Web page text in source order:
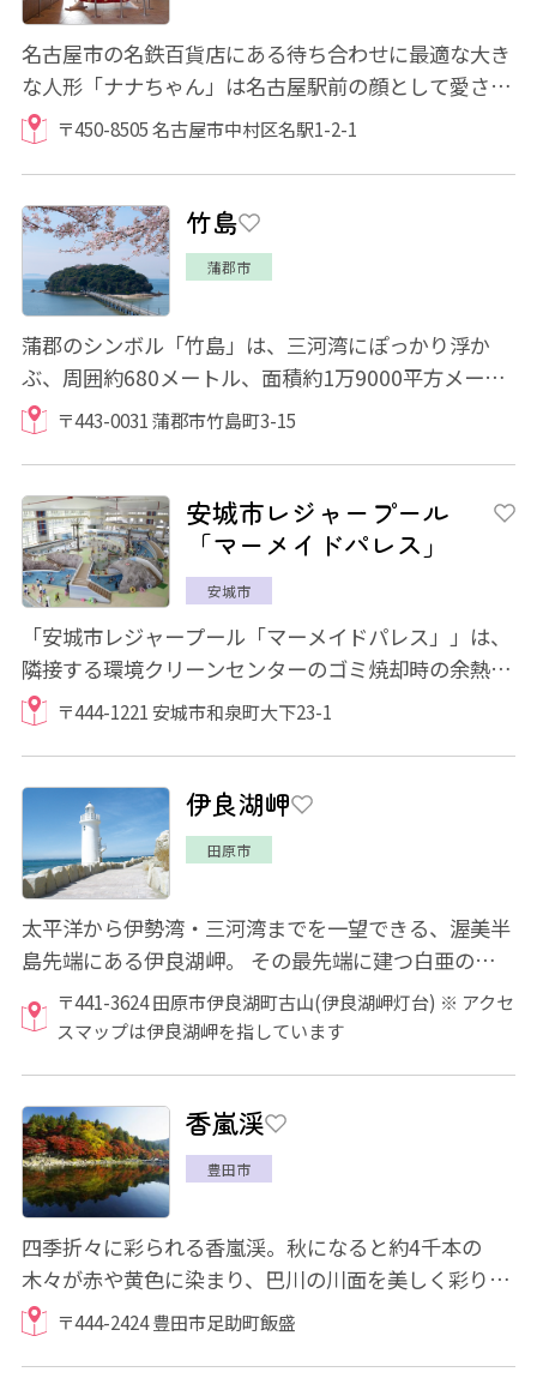
名古屋市の名鉄百貨店にある待ち合わせに最適な大き
な人形「ナナちゃん」は名古屋駅前の顔として愛され
ています。身長はなんと6ｍ10cm。そんなナナ...
〒450-8505 名古屋市中村区名駅1-2-1
竹島
蒲郡市
蒲郡のシンボル「竹島」は、三河湾にぽっかり浮か
ぶ、周囲約680メートル、面積約1万9000平方メート
ルのかわいらしい小島。岸からの距離は約400メー...
〒443-0031 蒲郡市竹島町3-15
安城市レジャープール
「マーメイドパレス」
安城市
「安城市レジャープール「マーメイドパレス」」は、
隣接する環境クリーンセンターのゴミ焼却時の余熱を
利用したレジャー型温水プールで、年間を通...
〒444-1221 安城市和泉町大下23-1
伊良湖岬
田原市
太平洋から伊勢湾・三河湾までを一望できる、渥美半
島先端にある伊良湖岬。 その最先端に建つ白亜の灯台
は、伊良湖岬のシンボル。三島由紀夫作「...
〒441-3624 田原市伊良湖町古山(伊良湖岬灯台) ※ アクセ
スマップは伊良湖岬を指しています
香嵐渓
豊田市
四季折々に彩られる香嵐渓。秋になると約4千本の
木々が赤や黄色に染まり、巴川の川面を美しく彩りま
す。11月1日から30日までは「香嵐渓もみじまつ...
〒444-2424 豊田市足助町飯盛